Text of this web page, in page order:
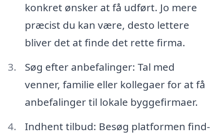
konkret ønsker at få udført. Jo mere
præcist du kan være, desto lettere
bliver det at finde det rette firma.
Søg efter anbefalinger: Tal med
venner, familie eller kollegaer for at få
anbefalinger til lokale byggefirmaer.
Indhent tilbud: Besøg platformen find-